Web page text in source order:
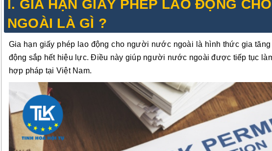
I. GIA HẠN GIẤY PHÉP LAO ĐỘNG
NGOÀI LÀ GÌ ?
Gia hạn giấy phép lao động cho người nước ngoài là hình thức gia
động sắp hết hiệu lực. Điều này giúp người nước ngoài được tiếp tục
hợp pháp tại Việt Nam.